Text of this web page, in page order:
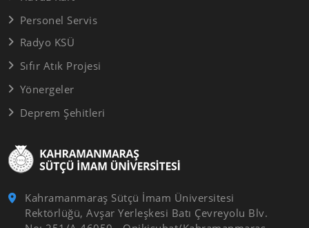
Kahramanmaraş Sütçü İmam Üniversitesi
Rektörlüğü, Avşar Yerleşkesi Batı Çevreyolu Blv.
Personel Servis
Radyo KSÜ
Sıfır Atık Projesi
Yönergeler
Deprem Şehitleri